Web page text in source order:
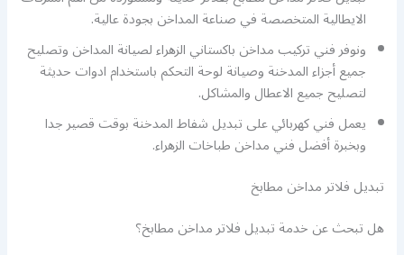
الايطالية المتخصصة في صناعة المداخن بجودة عالية.
ونوفر فني تركيب مداخن باكستاني الزهراء لصيانة المداخن وتصليح
جميع أجزاء المدخنة وصيانة لوحة التحكم باستخدام ادوات حديثة
لتصليح جميع الاعطال والمشاكل.
يعمل فني كهربائي على تبديل شفاط المدخنة بوقت قصير جدا
وبخبرة أفضل فني مداخن طباخات الزهراء.
تبديل فلاتر مداخن مطابخ
هل تبحث عن خدمة تبديل فلاتر مداخن مطابخ؟